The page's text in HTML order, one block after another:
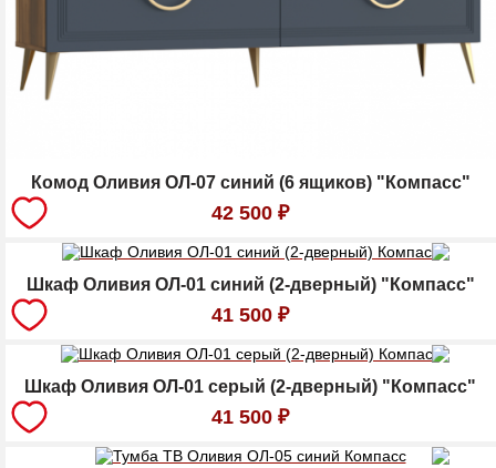
Комод Оливия ОЛ-07 синий (6 ящиков) "Компасс"
42 500 ₽
Шкаф Оливия ОЛ-01 синий (2-дверный) "Компасс"
41 500 ₽
Шкаф Оливия ОЛ-01 серый (2-дверный) "Компасс"
41 500 ₽